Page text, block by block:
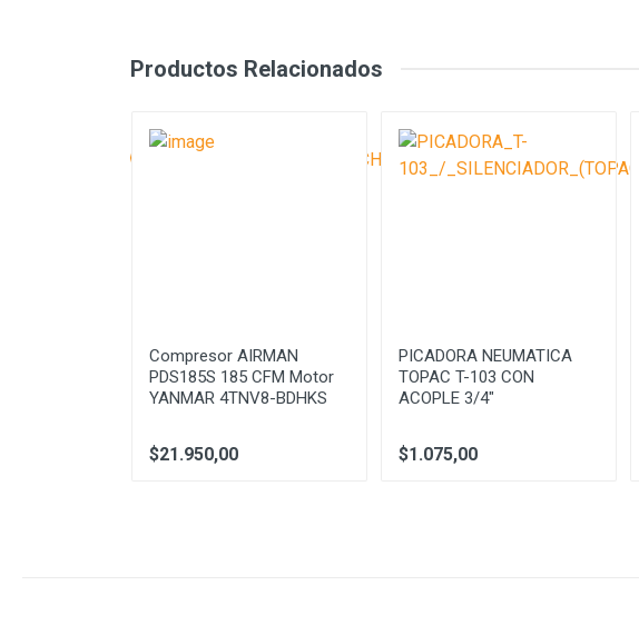
SDS Max
Velocidad Carga Completa
250 - 500 RPM
Productos Relacionados
Compresor AIRMAN
PDS185S 185 CFM Motor
YANMAR 4TNV8-BDHKS
$21.950,00
PICADORA NEUMATICA
TOPAC T-103 CON
ACOPLE 3/4"
$1.075,00